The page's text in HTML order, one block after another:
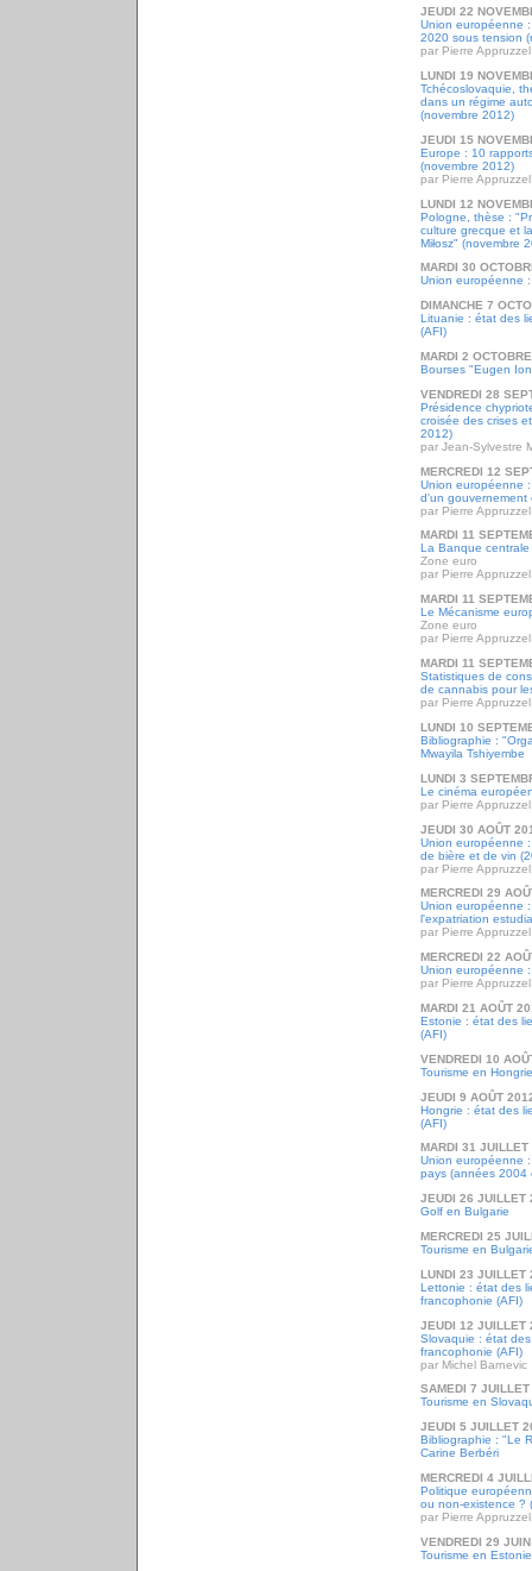
JEUDI 22
Union européenne
2020 sous tension
par Pierre Appruzzel
LUNDI 19
Tchécoslovaquie,
dans un régime
(novembre 2012)
JEUDI 15
Europe : 10
(novembre 2012)
par Pierre Appruzzel
LUNDI 12
Pologne, thèse :
culture grecque et
Miłosz" (novembre
MARDI 30
Union européenne
DIMANCHE 7
Lituanie : état des
(AFI)
MARDI 2
Bourses "Eugen
VENDREDI 28
Présidence
croisée des crises
2012)
par Jean-Sylvestre
MERCREDI 12
Union européenne
d'un gouvernement
par Pierre Appruzzel
MARDI 11
La Banque
Zone euro
par Pierre Appruzzel
MARDI 11
Le Mécanisme
Zone euro
par Pierre Appruzzel
MARDI 11
Statistiques de
de cannabis pour
par Pierre Appruzzel
LUNDI 10
Bibliographie :
Mwayila Tshiyembe
LUNDI 3
Le cinéma
par Pierre Appruzzel
JEUDI 30 AOÛT
Union européenne
de bière et de vin
par Pierre Appruzzel
MERCREDI 29
Union européenne
l'expatriation
par Pierre Appruzzel
MERCREDI 22
Union européenne
par Pierre Appruzzel
MARDI 21 AOÛT
Estonie : état des
(AFI)
VENDREDI 10
Tourisme en Hongrie
JEUDI 9 AOÛT
Hongrie : état des
(AFI)
MARDI 31
Union européenne
pays (années 2004
JEUDI 26 JUILLET
Golf en Bulgarie
MERCREDI 25
Tourisme en
LUNDI 23 JUILLET
Lettonie : état des
francophonie (AFI)
JEUDI 12 JUILLET
Slovaquie : état
francophonie (AFI)
par Michel Barnevic
SAMEDI 7
Tourisme en
JEUDI 5 JUILLET
Bibliographie : "Le
Carine Berbéri
MERCREDI 4
Politique
ou non-existence ?
par Pierre Appruzzel
VENDREDI 29
Tourisme en Estonie